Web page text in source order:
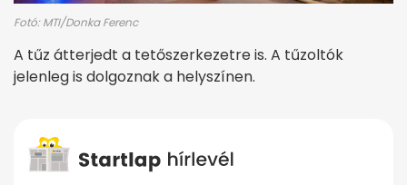
Fotó: MTI/Donka Ferenc
A tűz átterjedt a tetőszerkezetre is. A tűzoltók
jelenleg is dolgoznak a helyszínen.